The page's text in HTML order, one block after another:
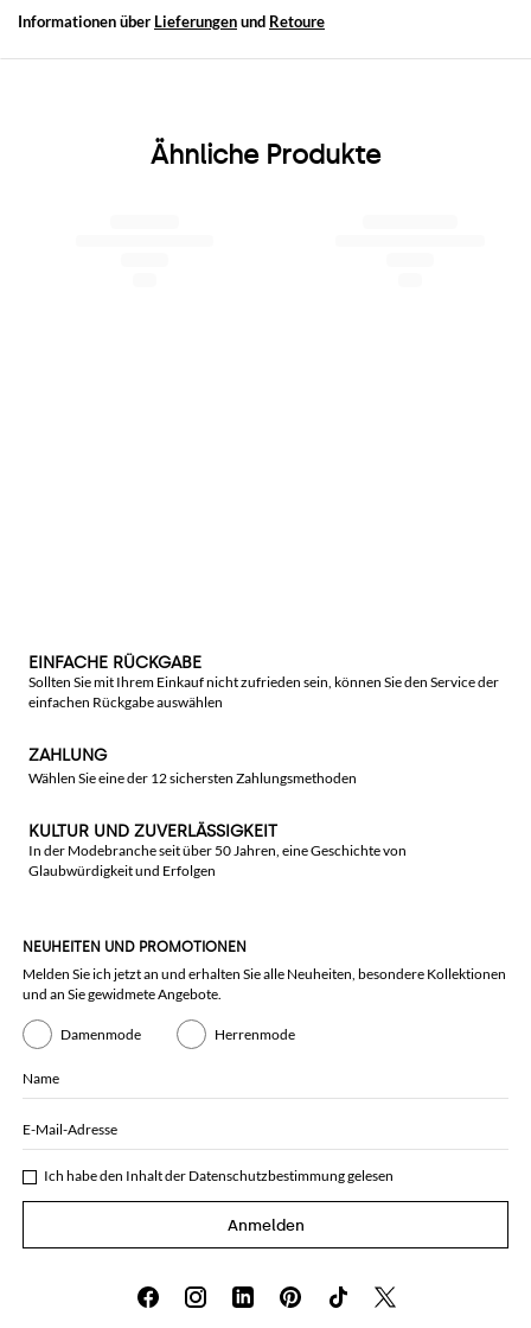
Informationen über Lieferungenund Retoure
Ähnliche Produkte
EINFACHE RÜCKGABE
Sollten Sie mit Ihrem Einkauf nicht zufrieden sein, können Sie den Service der
einfachen Rückgabe auswählen
ZAHLUNG
Wählen Sie eine der 12 sichersten Zahlungsmethoden
KULTUR UND ZUVERLÄSSIGKEIT
In der Modebranche seit über 50 Jahren, eine Geschichte von
Glaubwürdigkeit und Erfolgen
NEUHEITEN UND PROMOTIONEN
Melden Sie ich jetzt an und erhalten Sie alle Neuheiten, besondere Kollektionen
und an Sie gewidmete Angebote.
Damenmode Herrenmode
Name
E-Mail-Adresse
Ich habe den Inhalt der Datenschutzbestimmunggelesen
Anmelden